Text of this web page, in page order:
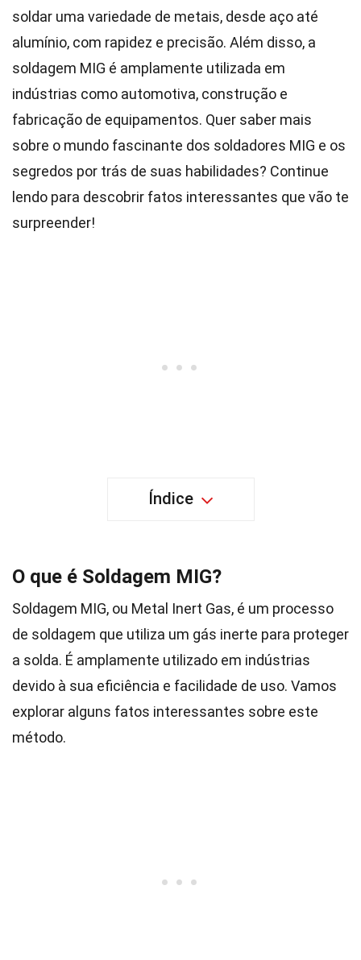
soldar uma variedade de metais, desde aço até
alumínio, com rapidez e precisão. Além disso, a
soldagem MIG é amplamente utilizada em
indústrias como automotiva, construção e
fabricação de equipamentos. Quer saber mais
sobre o mundo fascinante dos soldadores MIG e os
segredos por trás de suas habilidades? Continue
lendo para descobrir fatos interessantes que vão te
surpreender!
Índice
O que é Soldagem MIG?
Soldagem MIG, ou Metal Inert Gas, é um processo
de soldagem que utiliza um gás inerte para proteger
a solda. É amplamente utilizado em indústrias
devido à sua eficiência e facilidade de uso. Vamos
explorar alguns fatos interessantes sobre este
método.